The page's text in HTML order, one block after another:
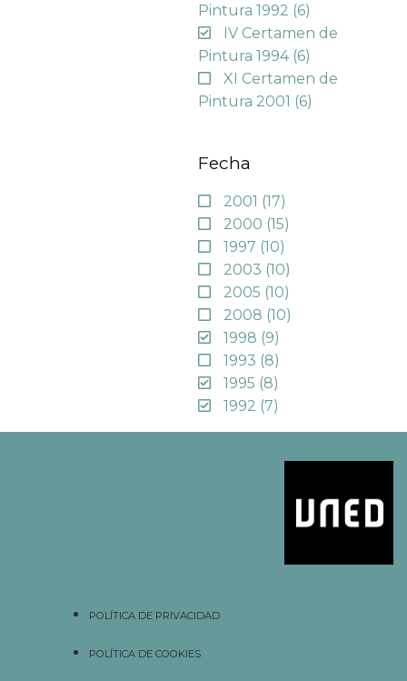
Pintura 1992 (6)
IV Certamen de
Pintura 1994 (6)
XI Certamen de
Pintura 2001 (6)
Fecha
2001 (17)
2000 (15)
1997 (10)
2003 (10)
2005 (10)
2008 (10)
1998 (9)
1993 (8)
1995 (8)
1992 (7)
POLÍTICA DE PRIVACIDAD
POLÍTICA DE COOKIES